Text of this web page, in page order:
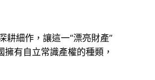
耕細作，讓這一“漂亮財產”
有自立常識產權的種類，